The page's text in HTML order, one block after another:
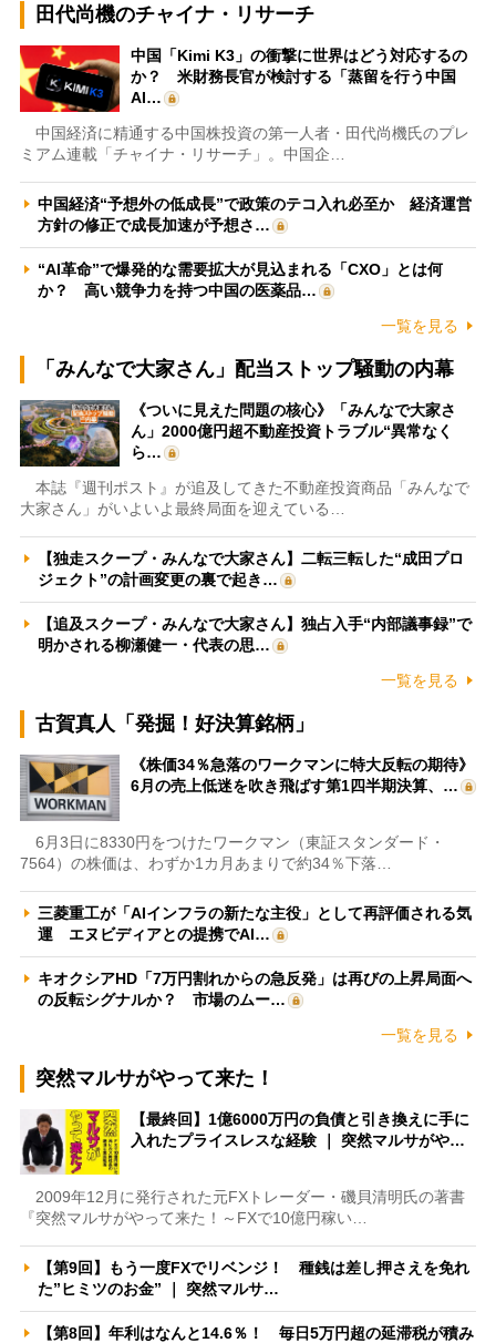
田代尚機のチャイナ・リサーチ
中国「Kimi K3」の衝撃に世界はどう対応するの
か？ 米財務長官が検討する「蒸留を行う中国
AI…
中国経済に精通する中国株投資の第一人者・田代尚機氏のプレ
ミアム連載「チャイナ・リサーチ」。中国企…
中国経済“予想外の低成長”で政策のテコ入れ必至か 経済運営
方針の修正で成長加速が予想さ…
“AI革命”で爆発的な需要拡大が見込まれる「CXO」とは何
か？ 高い競争力を持つ中国の医薬品…
一覧を見る
「みんなで大家さん」配当ストップ騒動の内幕
《ついに見えた問題の核心》「みんなで大家さ
ん」2000億円超不動産投資トラブル“異常なく
ら…
本誌『週刊ポスト』が追及してきた不動産投資商品「みんなで
大家さん」がいよいよ最終局面を迎えている…
【独走スクープ・みんなで大家さん】二転三転した“成田プロ
ジェクト”の計画変更の裏で起き…
【追及スクープ・みんなで大家さん】独占入手“内部議事録”で
明かされる柳瀬健一・代表の思…
一覧を見る
古賀真人「発掘！好決算銘柄」
《株価34％急落のワークマンに特大反転の期待》
6月の売上低迷を吹き飛ばす第1四半期決算、…
6月3日に8330円をつけたワークマン（東証スタンダード・
7564）の株価は、わずか1カ月あまりで約34％下落…
三菱重工が「AIインフラの新たな主役」として再評価される気
運 エヌビディアとの提携でAI…
キオクシアHD「7万円割れからの急反発」は再びの上昇局面へ
の反転シグナルか？ 市場のムー…
一覧を見る
突然マルサがやって来た！
【最終回】1億6000万円の負債と引き換えに手に
入れたプライスレスな経験 ｜ 突然マルサがや…
2009年12月に発行された元FXトレーダー・磯貝清明氏の著書
『突然マルサがやって来た！～FXで10億円稼い…
【第9回】もう一度FXでリベンジ！ 種銭は差し押さえを免れ
た”ヒミツのお金” ｜ 突然マルサ…
【第8回】年利はなんと14.6％！ 毎日5万円超の延滞税が積み